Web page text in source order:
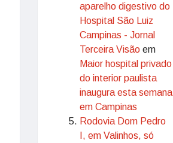
aparelho digestivo do
Hospital São Luiz
Campinas - Jornal
Terceira Visão em
Maior hospital privado
do interior paulista
inaugura esta semana
em Campinas
Rodovia Dom Pedro
I, em Valinhos, só